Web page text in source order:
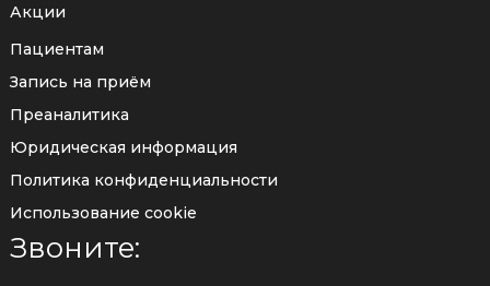
Акции
Пациентам
Запись на приём
Преаналитика
Юридическая информация
Политика конфиденциальности
Использование cookie
Звоните: